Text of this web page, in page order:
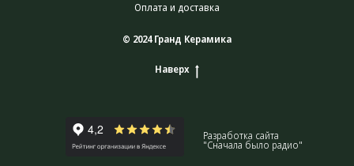
Оплата и доставка
© 2024 Гранд Керамика
Наверх
Разработка сайта
"Сначала было радио"